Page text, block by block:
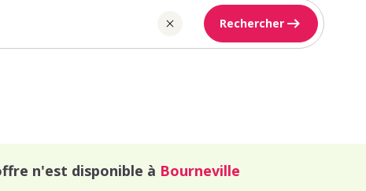
Rechercher
n'est disponible à Bourneville